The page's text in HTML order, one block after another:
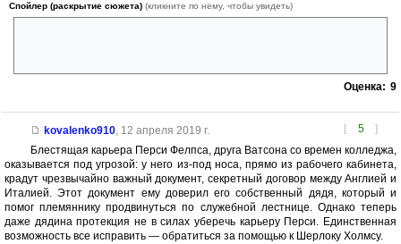
Спойлер (раскрытие сюжета) (кликните по нему, чтобы увидеть)
Оценка: 9
[ 5 ]
kovalenko910, 12 апреля 2019 г.
Блестящая карьера Перси Фелпса, друга Ватсона со времен колледжа,
оказывается под угрозой: у него из-под носа, прямо из рабочего кабинета,
крадут чрезвычайно важный документ, секретный договор между Англией и
Италией. Этот документ ему доверил его собственный дядя, который и
помог племяннику продвинуться по служебной лестнице. Однако теперь
даже дядина протекция не в силах уберечь карьеру Перси. Единственная
возможность все исправить — обратиться за помощью к Шерлоку Холмсу.